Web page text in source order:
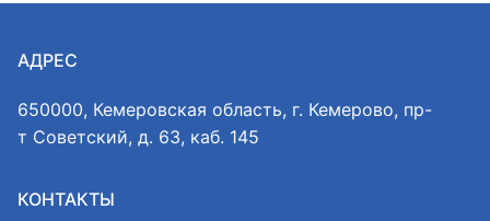
АДРЕС
650000, Кемеровская область, г. Кемерово, пр-
т Советский, д. 63, каб. 145
КОНТАКТЫ